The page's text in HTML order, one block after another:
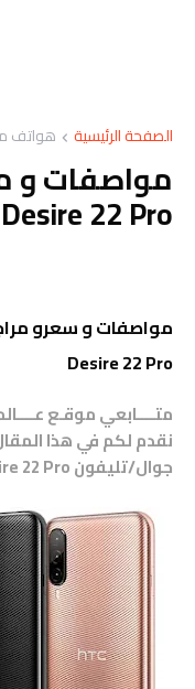
الصفحة الرئيسية هواتف
مواصفات و
22 Pro
Desire 22 Pro
متــــابعي موقـع
نقدم لكم في هذا
جوال/تليفون22 Pro